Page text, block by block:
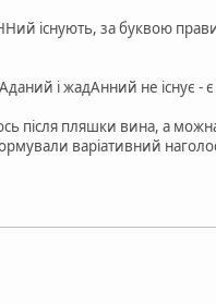
існують, за буквою
і жадАнний не існує -
після пляшки вина, а
варіативний